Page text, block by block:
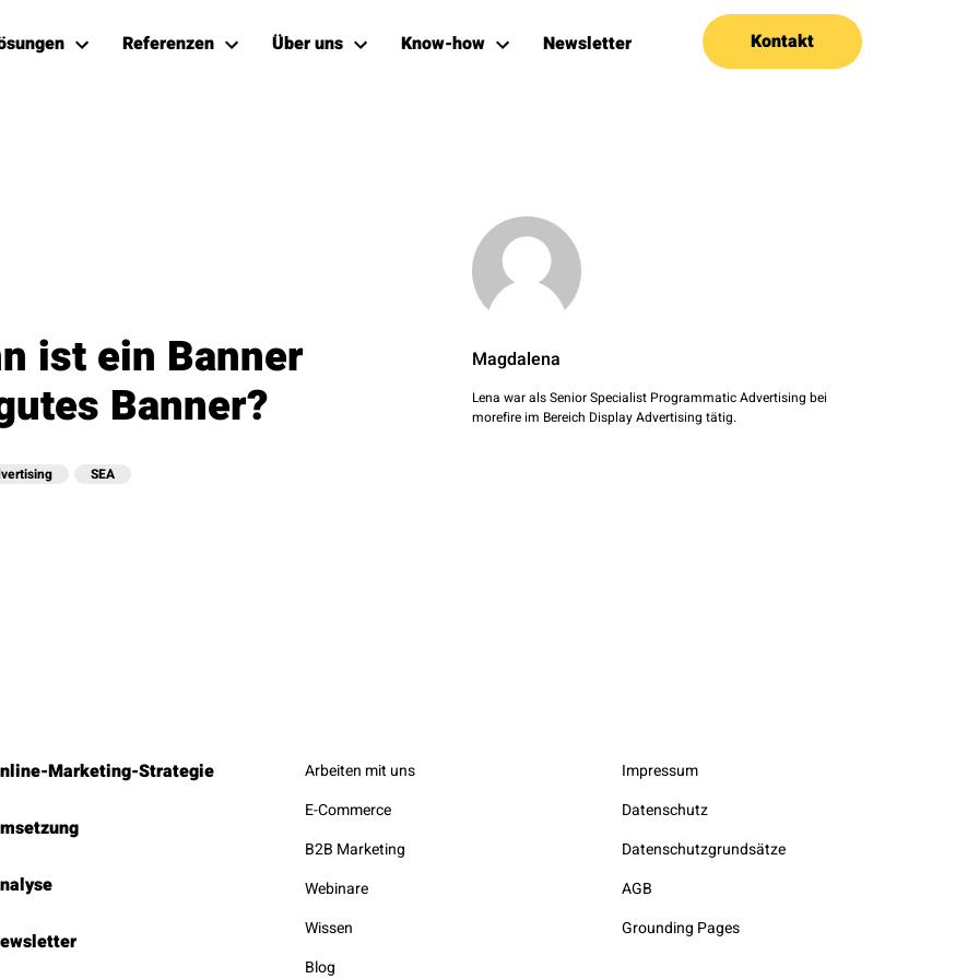
Referenzen Über uns Know-how Newsletter Kontakt
ist ein Banner
Banner?
SEA
Magdalena
Lena war als Senior Specialist Programmatic Advertising bei
morefire im Bereich Display Advertising tätig.
Marketing-Strategie
Arbeiten mit uns
E-Commerce
B2B Marketing
Webinare
Wissen
Blog
Impressum
Datenschutz
Datenschutzgrundsätze
AGB
Grounding Pages